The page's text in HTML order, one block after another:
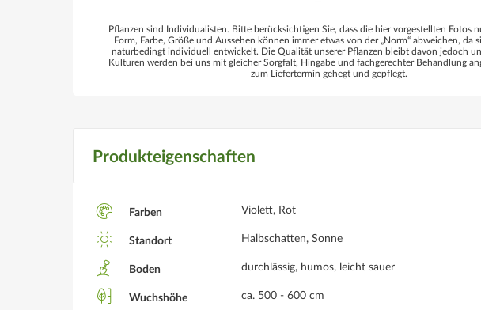
Pflanzen sind Individualisten. Bitte berücksichtigen Sie, dass die hier vorgestellten Fotos
Form, Farbe, Größe und Aussehen können immer etwas von der „Norm“ abweichen, da
naturbedingt individuell entwickelt. Die Qualität unserer Pflanzen bleibt davon jedoch
Kulturen werden bei uns mit gleicher Sorgfalt, Hingabe und fachgerechter Behandlung
zum Liefertermin gehegt und gepflegt.
Produkteigenschaften
Farben Violett, Rot
Standort Halbschatten, Sonne
Boden durchlässig, humos, leicht sauer
Wuchshöhe ca. 500 - 600 cm